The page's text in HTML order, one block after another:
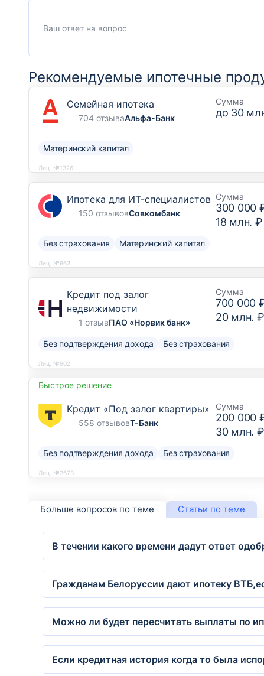
Рекомендуемые ипотечные
Семейная ипотека
704 отзываАльфа-Банк
Сумма
до 30
Материнский капитал
Лиц. №1326
Ипотека для ИТ-специалистов
150 отзывовСовкомбанк
Сумма
300 000
18 млн. ₽
Без страхования Материнский капитал
Лиц. №963
Кредит под залог
недвижимости
1 отзывПАО «Норвик банк»
Сумма
700 000
20 млн. ₽
Без подтверждения дохода Без страхования
Лиц. №902
Быстрое решение
Кредит «Под залог квартиры»
558 отзывовТ-Банк
Сумма
200 000
30 млн. ₽
Без подтверждения дохода Без страхования
Лиц. №2673
Больше вопросов по теме Статьи по теме
В течении какого времени дадут ответ
Гражданам Белоруссии дают ипотеку
Можно ли будет пересчитать выплаты по
Если кредитная история когда то была